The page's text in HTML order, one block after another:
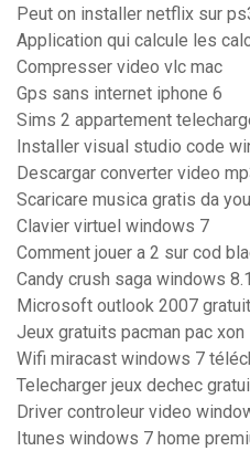
Peut on installer netflix sur
Application qui calcule les
Compresser video vlc mac
Gps sans internet iphone 6
Sims 2 appartement
Installer visual studio code
Descargar converter video
Scaricare musica gratis da
Clavier virtuel windows 7
Comment jouer a 2 sur cod
Candy crush saga windows 8.1
Microsoft outlook 2007
Jeux gratuits pacman pac xon
Wifi miracast windows 7
Telecharger jeux dechec
Driver controleur video
Itunes windows 7 home